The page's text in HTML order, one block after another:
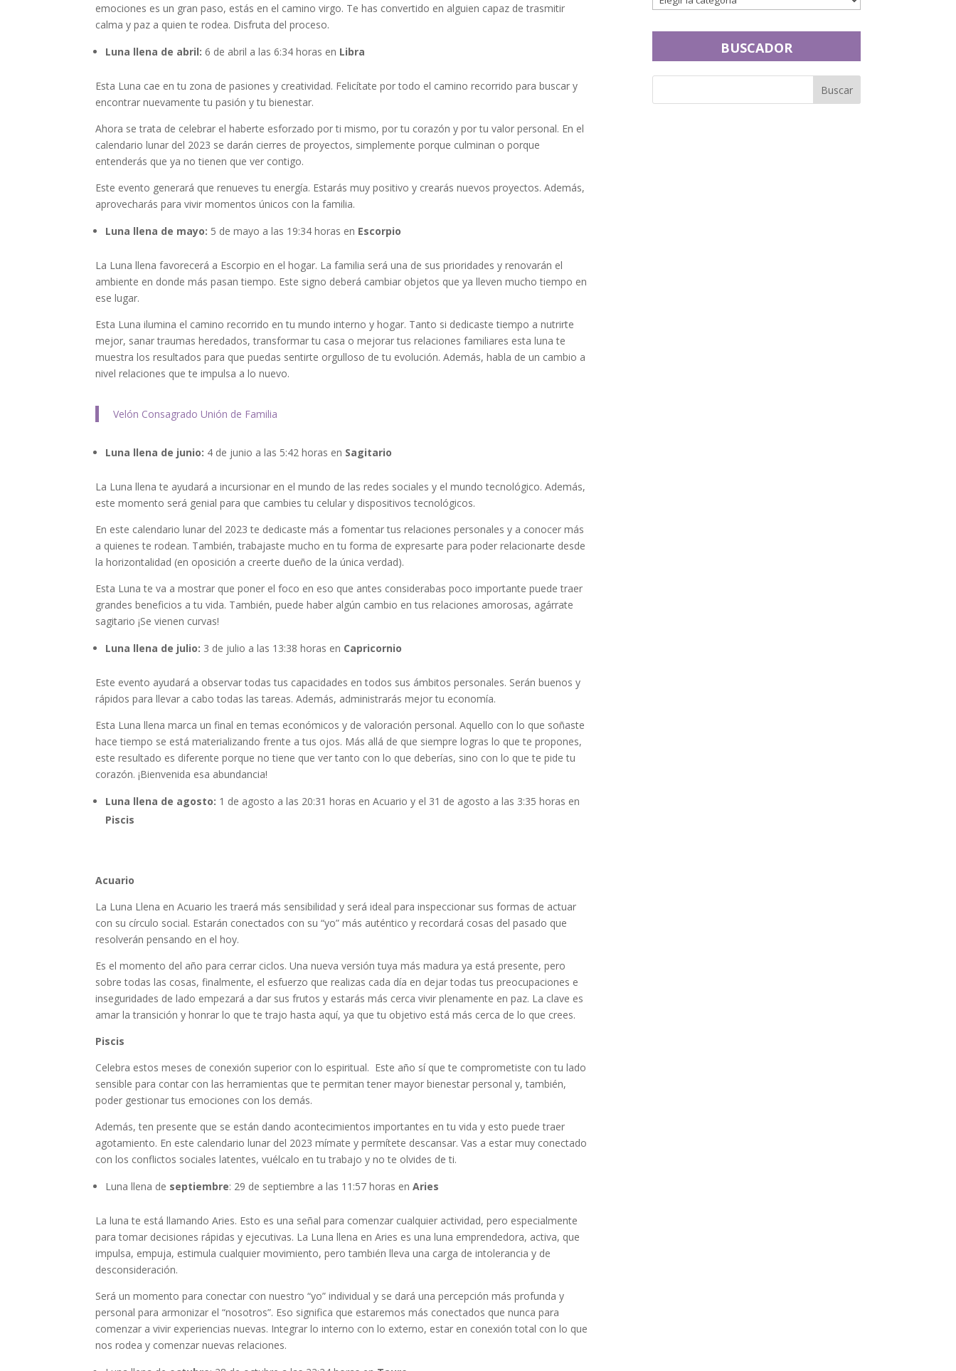
emociones es un gran paso, estás en el camino virgo. Te has convertido en alguien capaz de trasmitir
calma y paz a quien te rodea. Disfruta del proceso.
Luna llena de abril: 6 de abril a las 6:34 horas en Libra
Esta Luna cae en tu zona de pasiones y creatividad. Felicítate por todo el camino recorrido para buscar y
encontrar nuevamente tu pasión y tu bienestar.
Ahora se trata de celebrar el haberte esforzado por ti mismo, por tu corazón y por tu valor personal. En el
calendario lunar del 2023 se darán cierres de proyectos, simplemente porque culminan o porque
entenderás que ya no tienen que ver contigo.
Este evento generará que renueves tu energía. Estarás muy positivo y crearás nuevos proyectos. Además,
aprovecharás para vivir momentos únicos con la familia.
Luna llena de mayo: 5 de mayo a las 19:34 horas en Escorpio
La Luna llena favorecerá a Escorpio en el hogar. La familia será una de sus prioridades y renovarán el
ambiente en donde más pasan tiempo. Este signo deberá cambiar objetos que ya lleven mucho tiempo en
ese lugar.
Esta Luna ilumina el camino recorrido en tu mundo interno y hogar. Tanto si dedicaste tiempo a nutrirte
mejor, sanar traumas heredados, transformar tu casa o mejorar tus relaciones familiares esta luna te
muestra los resultados para que puedas sentirte orgulloso de tu evolución. Además, habla de un cambio a
nivel relaciones que te impulsa a lo nuevo.
Velón Consagrado Unión de Familia
Luna llena de junio: 4 de junio a las 5:42 horas en Sagitario
La Luna llena te ayudará a incursionar en el mundo de las redes sociales y el mundo tecnológico. Además,
este momento será genial para que cambies tu celular y dispositivos tecnológicos.
En este calendario lunar del 2023 te dedicaste más a fomentar tus relaciones personales y a conocer más
a quienes te rodean. También, trabajaste mucho en tu forma de expresarte para poder relacionarte desde
la horizontalidad (en oposición a creerte dueño de la única verdad).
Esta Luna te va a mostrar que poner el foco en eso que antes considerabas poco importante puede traer
grandes beneficios a tu vida. También, puede haber algún cambio en tus relaciones amorosas, agárrate
sagitario ¡Se vienen curvas!
Luna llena de julio: 3 de julio a las 13:38 horas en Capricornio
Este evento ayudará a observar todas tus capacidades en todos sus ámbitos personales. Serán buenos y
rápidos para llevar a cabo todas las tareas. Además, administrarás mejor tu economía.
Esta Luna llena marca un final en temas económicos y de valoración personal. Aquello con lo que soñaste
hace tiempo se está materializando frente a tus ojos. Más allá de que siempre logras lo que te propones,
este resultado es diferente porque no tiene que ver tanto con lo que deberías, sino con lo que te pide tu
corazón. ¡Bienvenida esa abundancia!
Luna llena de agosto: 1 de agosto a las 20:31 horas en Acuario y el 31 de agosto a las 3:35 horas en
Piscis
Acuario
La Luna Llena en Acuario les traerá más sensibilidad y será ideal para inspeccionar sus formas de actuar
con su círculo social. Estarán conectados con su “yo” más auténtico y recordará cosas del pasado que
resolverán pensando en el hoy.
Es el momento del año para cerrar ciclos. Una nueva versión tuya más madura ya está presente, pero
sobre todas las cosas, finalmente, el esfuerzo que realizas cada día en dejar todas tus preocupaciones e
inseguridades de lado empezará a dar sus frutos y estarás más cerca vivir plenamente en paz. La clave es
amar la transición y honrar lo que te trajo hasta aquí, ya que tu objetivo está más cerca de lo que crees.
Piscis
Celebra estos meses de conexión superior con lo espiritual. Este año sí que te comprometiste con tu lado
sensible para contar con las herramientas que te permitan tener mayor bienestar personal y, también,
poder gestionar tus emociones con los demás.
Además, ten presente que se están dando acontecimientos importantes en tu vida y esto puede traer
agotamiento. En este calendario lunar del 2023 mímate y permítete descansar. Vas a estar muy conectado
con los conflictos sociales latentes, vuélcalo en tu trabajo y no te olvides de ti.
Luna llena de septiembre: 29 de septiembre a las 11:57 horas enAries
La luna te está llamando Aries. Esto es una señal para comenzar cualquier actividad, pero especialmente
para tomar decisiones rápidas y ejecutivas. La Luna llena en Aries es una luna emprendedora, activa, que
impulsa, empuja, estimula cualquier movimiento, pero también lleva una carga de intolerancia y de
desconsideración.
Será un momento para conectar con nuestro “yo” individual y se dará una percepción más profunda y
personal para armonizar el “nosotros”. Eso significa que estaremos más conectados que nunca para
comenzar a vivir experiencias nuevas. Integrar lo interno con lo externo, estar en conexión total con lo que
nos rodea y comenzar nuevas relaciones.
BUSCADOR